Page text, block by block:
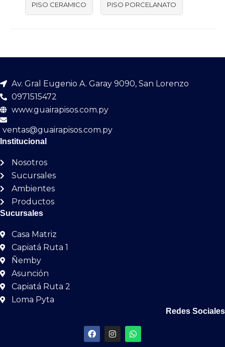
PISO CERAMICO PISO PORCELANATO
Av. Gral Eugenio A. Garay 9090, San Lorenzo
0971515472
www.guairapisos.com.py
ventas@guairapisos.com.py
Institucional
Nosotros
Sucursales
Ambientes
Productos
Sucursales
Casa Matriz
Capiatá Ruta 1
Ñemby
Asunción
Capiatá Ruta 2
Loma Pyta
Redes Sociales
F
a
I
n
W
h